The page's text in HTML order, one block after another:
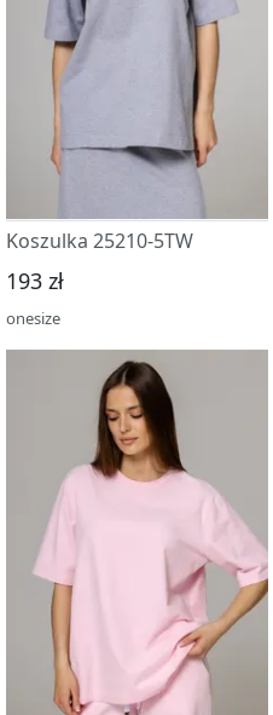
Koszulka 25210-5TW
193 zł
onesize